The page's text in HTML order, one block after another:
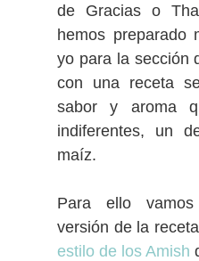
de Gracias o
hemos preparado
yo para la sección
con una receta
sabor y aroma
indiferentes, un
maíz.
Para ello
versión de la receta
estilo de los Amish